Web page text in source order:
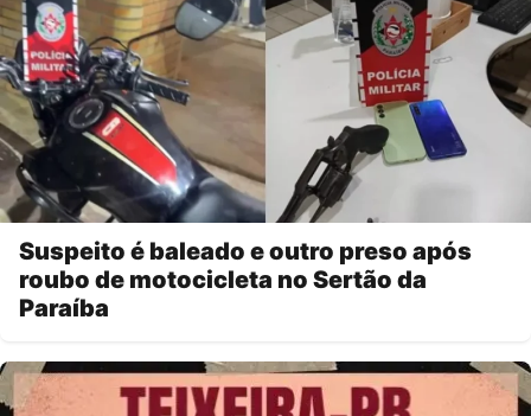
Suspeito é baleado e outro preso após
roubo de motocicleta no Sertão da
Paraíba